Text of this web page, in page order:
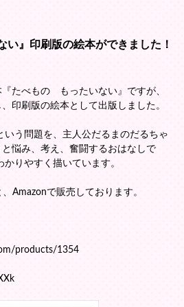
い』印刷版の絵本ができました！
たべもの もったいない』ですが、
印刷版の絵本として出版しました。
いう問題を、主人公だるまのだるちゃ
悩み、考え、奮闘するおはなしで
りやすく描いています。
Amazonで販売しております。
products/1354